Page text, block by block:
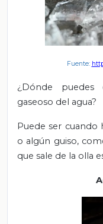
Fuente:
¿Dónde puedes
gaseoso del agua?
Puede ser cuando
o algún guiso,
que sale de la olla